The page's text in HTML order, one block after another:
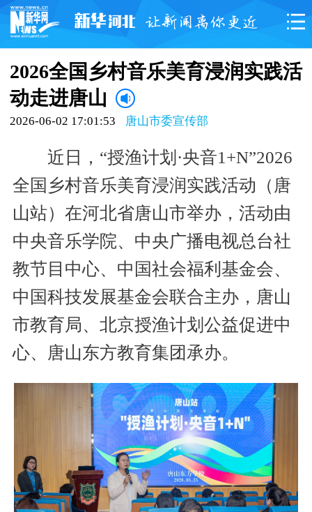
2026全国乡村音乐美育浸润实践活
动走进唐山
2026-06-02 17:01:53 唐山市委宣传部
近日，“授渔计划·央音1+N”2026
全国乡村音乐美育浸润实践活动（唐
山站）在河北省唐山市举办，活动由
中央音乐学院、中央广播电视总台社
教节目中心、中国社会福利基金会、
中国科技发展基金会联合主办，唐山
市教育局、北京授渔计划公益促进中
心、唐山东方教育集团承办。